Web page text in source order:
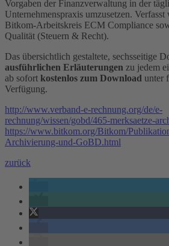
Vorgaben der Finanzverwaltung in der
Unternehmenspraxis umzusetzen.
Bitkom-Arbeitskreis ECM Compliance
Qualität (Steuern & Recht).
Das übersichtlich gestaltete, sechsseitige
ausführlichen Erläuterungen zu jedem
ab sofort kostenlos zum Download unter
Verfügung.
http://www.verband-e-rechnung.org/de/e-
rechnung/wissen/gobd/465-merksaetze-
https://www.bitkom.org/Bitkom/
Archivierung-und-GoBD.html
zurück